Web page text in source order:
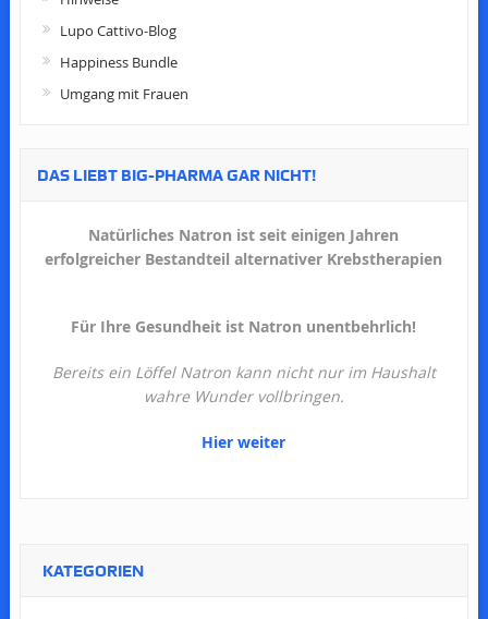
Lupo Cattivo-Blog
Happiness Bundle
Umgang mit Frauen
DAS LIEBT BIG-PHARMA GAR NICHT!
Natürliches Natron ist seit einigen Jahren
erfolgreicher Bestandteil alternativer Krebstherapien
Für Ihre Gesundheit ist Natron unentbehrlich!
Bereits ein Löffel Natron kann nicht nur im Haushalt
wahre Wunder vollbringen.
Hier weiter
KATEGORIEN